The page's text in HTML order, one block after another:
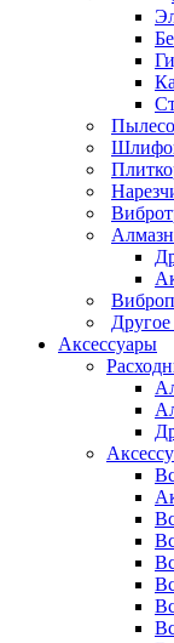
Аксессуары